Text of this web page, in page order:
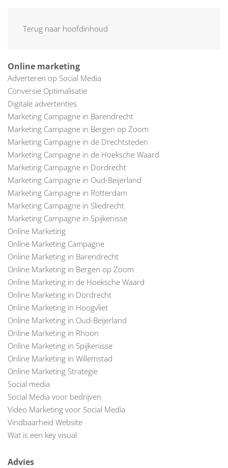
Terug naar hoofdinhoud
Online marketing
Adverteren op Social Media
Conversie Optimalisatie
Digitale advertenties
Marketing Campagne in Barendrecht
Marketing Campagne in Bergen op Zoom
Marketing Campagne in de Drechtsteden
Marketing Campagne in de Hoeksche Waard
Marketing Campagne in Dordrecht
Marketing Campagne in Oud-Beijerland
Marketing Campagne in Rotterdam
Marketing Campagne in Sliedrecht
Marketing Campagne in Spijkenisse
Online Marketing
Online Marketing Campagne
Online Marketing in Barendrecht
Online Marketing in Bergen op Zoom
Online Marketing in de Hoeksche Waard
Online Marketing in Dordrecht
Online Marketing in Hoogvliet
Online Marketing in Oud-Beijerland
Online Marketing in Rhoon
Online Marketing in Spijkenisse
Online Marketing in Willemstad
Online Marketing Strategie
Social media
Social Media voor bedrijven
Video Marketing voor Social Media
Vindbaarheid Website
Wat is een key visual
Advies